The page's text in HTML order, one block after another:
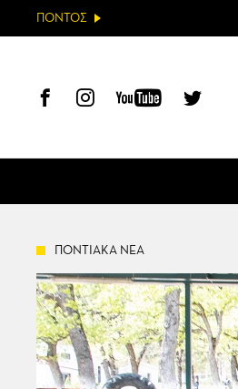
ΠΟΝΤΟΣ
ΠΟΝΤΙΑΚΑ ΝΕΑ